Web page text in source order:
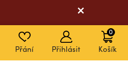
Přání Přihlásit Košík
0